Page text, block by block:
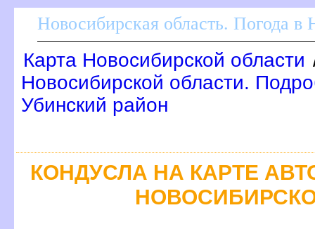
Новосибирская область. Погода в
Карта Новосибирской области
Новосибирской области.
Убинский район
КОНДУСЛА НА КАРТЕ